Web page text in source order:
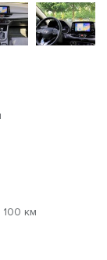
км